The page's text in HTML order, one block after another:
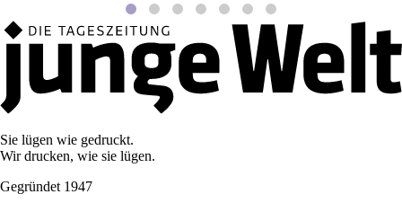
Sie lügen wie gedruckt.
Wir drucken, wie sie lügen.
Gegründet 1947